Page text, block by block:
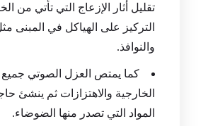
تقليل أثار الإزعاج التي تأتي من
التركيز على الهياكل في المبنى
والنوافذ.
كما يمتص العزل الصوتي جميع
الخارجية والاهتزازات ثم ينشئ
المواد التي تصدر منها الضوضاء.